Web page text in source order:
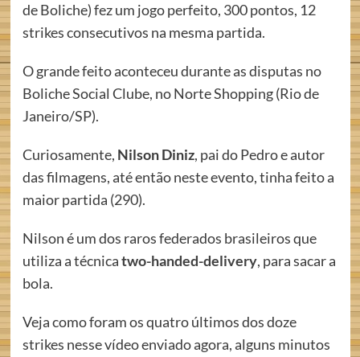
de Boliche) fez um jogo perfeito, 300 pontos, 12
strikes consecutivos na mesma partida.
O grande feito aconteceu durante as disputas no
Boliche Social Clube, no Norte Shopping (Rio de
Janeiro/SP).
Curiosamente, Nilson Diniz, pai do Pedro e autor
das filmagens, até então neste evento, tinha feito a
maior partida (290).
Nilson é um dos raros federados brasileiros que
utiliza a técnicatwo-handed-delivery, para sacar a
bola.
Veja como foram os quatro últimos dos doze
strikes nesse vídeo enviado agora, alguns minutos